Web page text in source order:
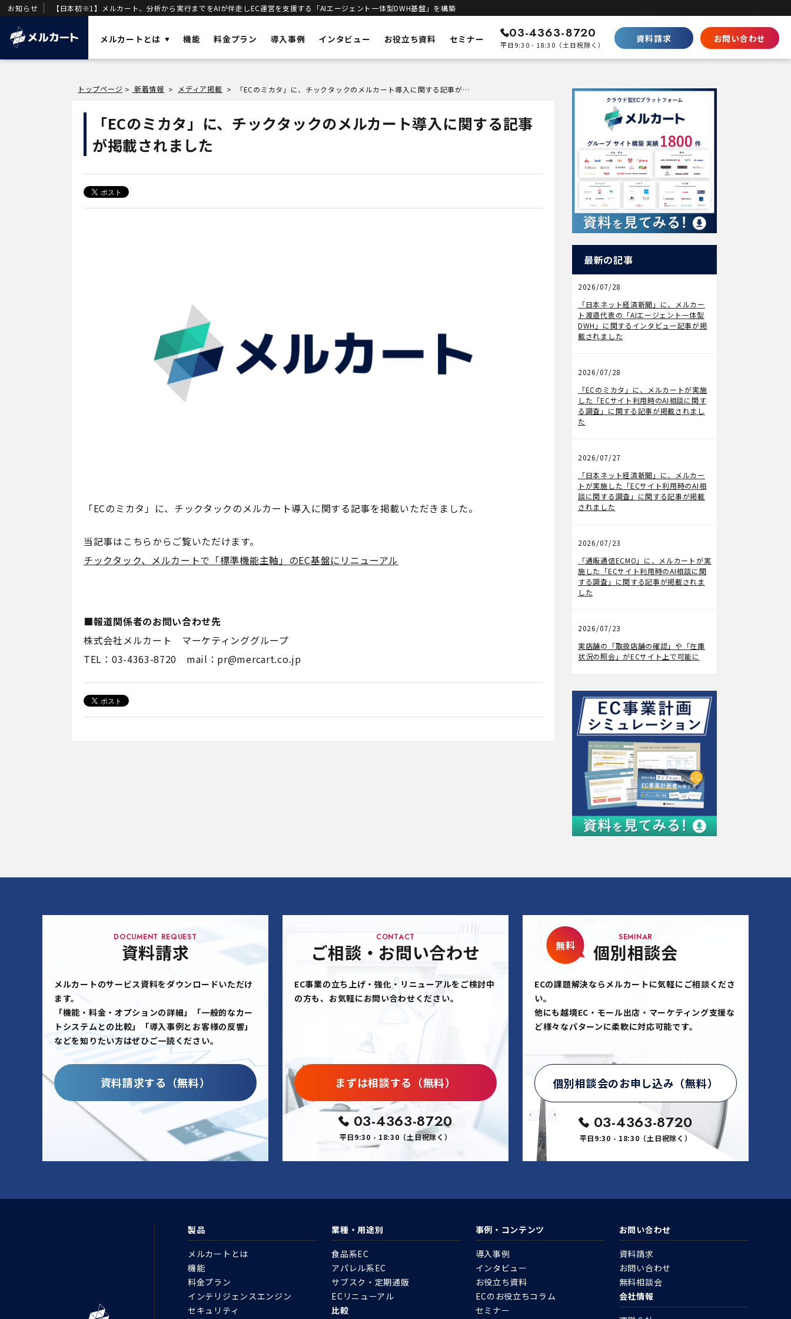
お知らせ 【日本初※1】メルカート、分析から実行までをAIが伴走しEC運営を支援する「AIエージェント一体型DWH基盤」を構築
メルカートとは
メルカートとは？
売上を加速させる「AIエージェント一体型
」を基盤に構築された次世代クラウド
OMO 立ち上げサポート
DWHとAIエージェント一体型
Shopifyとの違い
SaaS型ECの徹底比較
ecbeingとの違い
パッケージとの棲み分け
パートナープログラムはこちら
機能 料金プラン 導入事例 インタビュー お役立ち資料 セミナー お問い合わせ
資料請求
03-4363-8720
平日9:30 - 18:30（土日祝除く）
トップページ > 新着情報 > メディア掲載 > 「ECのミカタ」に、チックタックのメルカート導入に関する記事が掲載されました
「ECのミカタ」に、チックタックのメルカート導入に関する記事
が掲載されました
「ECのミカタ」に、チックタックのメルカート導入に関する記事を掲載いただきました。
当記事はこちらからご覧いただけます。
チックタック、メルカートで「標準機能主軸」のEC基盤にリニューアル
■報道関係者のお問い合わせ先
株式会社メルカート マーケティンググループ
TEL：03-4363-8720 mail：pr@mercart.co.jp
最新の記事
2026/07/28
「日本ネット経済新聞」に、メルカー
ト渡邉代表の「AIエージェント一体型
DWH」に関するインタビュー記事が掲
載されました
2026/07/28
「ECのミカタ」に、メルカートが実施
した「ECサイト利用時のAI相談に関す
る調査」に関する記事が掲載されまし
た
2026/07/27
「日本ネット経済新聞」に、メルカー
トが実施した「ECサイト利用時のAI相
談に関する調査」に関する記事が掲載
されました
2026/07/23
「通販通信ECMO」に、メルカートが実
施した「ECサイト利用時のAI相談に関
する調査」に関する記事が掲載されま
した
2026/07/23
実店舗の「取扱店舗の確認」や「在庫
状況の照会」がECサイト上で可能に
DOCUMENT REQUEST
資料請求
メルカートのサービス資料をダウンロードいただけ
ます。
「機能・料金・オプションの詳細」「一般的なカー
トシステムとの比較」「導入事例とお客様の反響」
などを知りたい方はぜひご一読ください。
資料請求する（無料）
CONTACT
ご相談・お問い合わせ
EC事業の立ち上げ・強化・リニューアルをご検討中
の方も、お気軽にお問い合わせください。
まずは相談する（無料）
03-4363-8720
平日9:30 - 18:30（土日祝除く）
SEMINAR
個別相談会
無料
ECの課題解決ならメルカートに気軽にご相談くださ
い。
他にも越境EC・モール出店・マーケティング支援な
ど様々なパターンに柔軟に対応可能です。
個別相談会のお申し込み（無料）
03-4363-8720
平日9:30 - 18:30（土日祝除く）
製品
メルカートとは
機能
料金プラン
インテリジェンスエンジン
セキュリティ
業種・用途別
食品系EC
アパレル系EC
サブスク・定期通販
ECリニューアル
比較
事例・コンテンツ
導入事例
インタビュー
お役立ち資料
ECのお役立ちコラム
セミナー
お問い合わせ
資料請求
お問い合わせ
無料相談会
会社情報